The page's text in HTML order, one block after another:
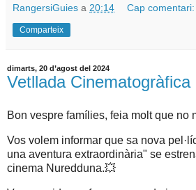
RangersiGuies a 20:14 Cap comentari:
Comparteix
dimarts, 20 d’agost del 2024
Vetllada Cinematogràfica
Bon vespre famílies, feia molt que no
Vos volem informar que sa nova
una aventura extraordinària" se
cinema Nuredduna.💥